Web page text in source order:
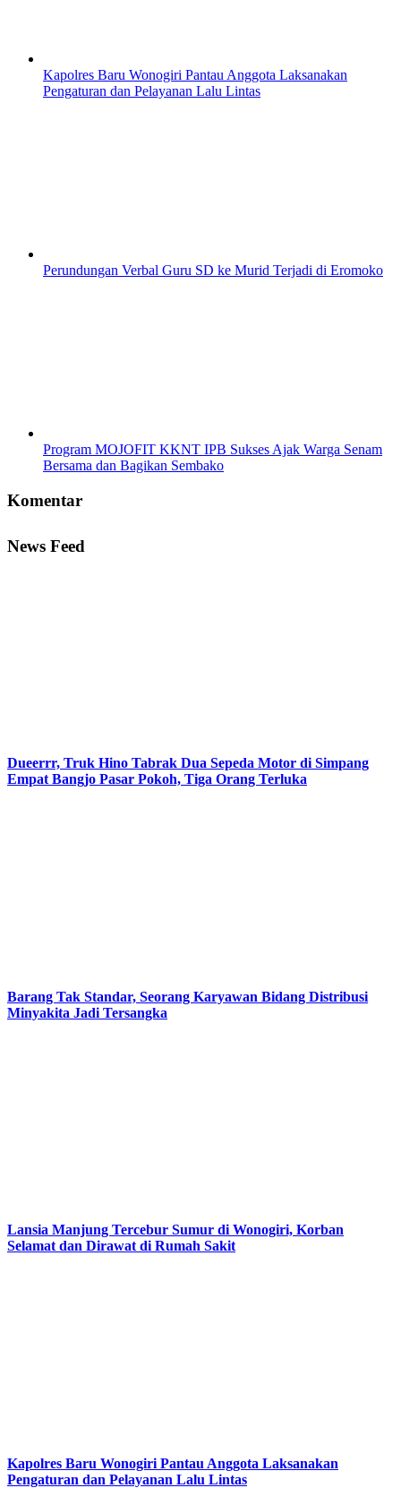
Kapolres Baru Wonogiri Pantau Anggota Laksanakan
Pengaturan dan Pelayanan Lalu Lintas
Perundungan Verbal Guru SD ke Murid Terjadi di Eromoko
Program MOJOFIT KKNT IPB Sukses Ajak Warga Senam
Bersama dan Bagikan Sembako
Komentar
News Feed
Dueerrr, Truk Hino Tabrak Dua Sepeda Motor di Simpang
Empat Bangjo Pasar Pokoh, Tiga Orang Terluka
Barang Tak Standar, Seorang Karyawan Bidang Distribusi
Minyakita Jadi Tersangka
Lansia Manjung Tercebur Sumur di Wonogiri, Korban
Selamat dan Dirawat di Rumah Sakit
Kapolres Baru Wonogiri Pantau Anggota Laksanakan
Pengaturan dan Pelayanan Lalu Lintas